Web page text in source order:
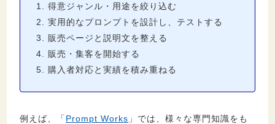
得意ジャンル・用途を絞り込む
実用的なプロンプトを設計し、テストする
販売ページと説明文を整える
販売・集客を開始する
購入者対応と実績を積み重ねる
例えば、「Prompt Works 」では、様々な専門知識をも